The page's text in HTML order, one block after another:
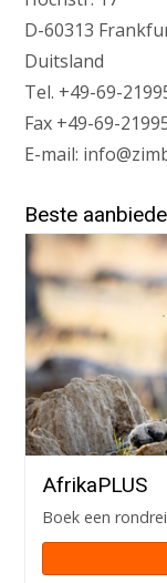
D-60313
Duitsland
Tel. +49-69-
Fax +49-69-
E-mail:
Beste
AfrikaPLUS
Boek een